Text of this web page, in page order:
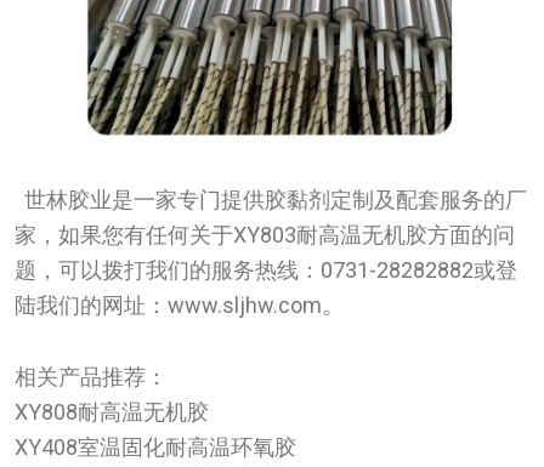
世林胶业是一家专门提供胶黏剂定制及配套服务的厂
家，如果您有任何关于XY803耐高温无机胶方面的问
题，可以拨打我们的服务热线：0731-28282882或登
陆我们的网址：www.sljhw.com。
相关产品推荐：
XY808耐高温无机胶
XY408室温固化耐高温环氧胶